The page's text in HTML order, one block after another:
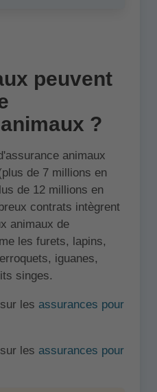
peuvent
?
animaux
de 7 millions en
de 12 millions en
contrats intègrent
animaux de
les furets, lapins,
iguanes,
singes.
les assurances pour
les assurances pour